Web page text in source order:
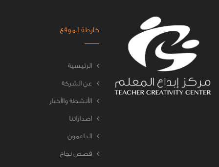
خارطة الموقع
الرئيسية
عن الشركة
الأنشطة والأخبار
اصداراتنا
الداعمون
قصص نجاح